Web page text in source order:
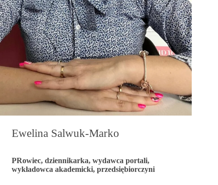
Ewelina Salwuk-Marko
PRowiec, dziennikarka, wydawca portali,
wykładowca akademicki, przedsiębiorczyni